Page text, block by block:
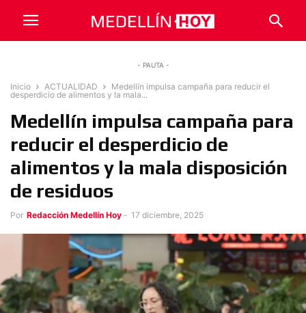
- PAUTA -
Inicio ACTUALIDAD
Medellín impulsa campaña para reducir el
desperdicio de alimentos y la mala...
Medellín impulsa campaña para
reducir el desperdicio de
alimentos y la mala disposición
de residuos
Por Redacción Medellín Hoy - 17 diciembre, 2025